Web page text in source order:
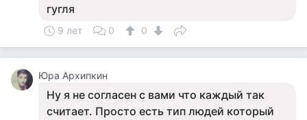
гугля
9 лет 0 0
Юра Архипкин
Ну я не согласен с вами что каждый так
считает. Просто есть тип людей который